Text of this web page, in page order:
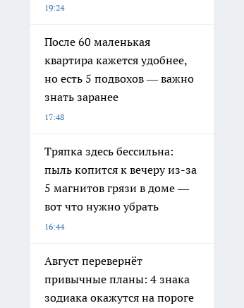
19:24
После 60 маленькая
квартира кажется удобнее,
но есть 5 подвохов — важно
знать заранее
17:48
Тряпка здесь бессильна:
пыль копится к вечеру из-за
5 магнитов грязи в доме —
вот что нужно убрать
16:44
Август перевернёт
привычные планы: 4 знака
зодиака окажутся на пороге